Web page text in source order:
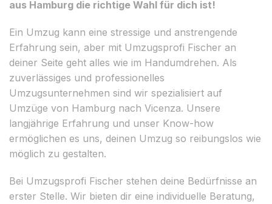
aus Hamburg die richtige Wahl für dich ist!
Ein Umzug kann eine stressige und anstrengende
Erfahrung sein, aber mit Umzugsprofi Fischer an
deiner Seite geht alles wie im Handumdrehen. Als
zuverlässiges und professionelles
Umzugsunternehmen sind wir spezialisiert auf
Umzüge von Hamburg nach Vicenza. Unsere
langjährige Erfahrung und unser Know-how
ermöglichen es uns, deinen Umzug so reibungslos wie
möglich zu gestalten.
Bei Umzugsprofi Fischer stehen deine Bedürfnisse an
erster Stelle. Wir bieten dir eine individuelle Beratung,